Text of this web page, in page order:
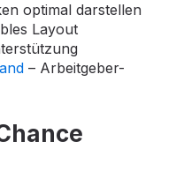
optimal darstellen
Layout
– Arbeitgeber-